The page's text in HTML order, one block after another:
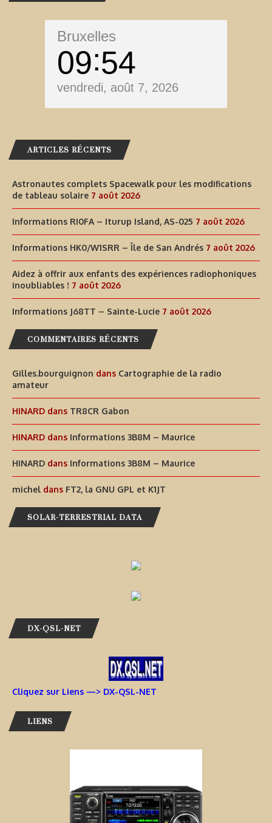
Bruxelles
09 54
vendredi, août 7, 2026
ARTICLES RÉCENTS
Astronautes complets Spacewalk pour les modifications
de tableau solaire 7 août 2026
Informations RI0FA – Iturup Island, AS-025 7 août 2026
Informations HK0/W1SRR – Île de San Andrés 7 août 2026
Aidez à offrir aux enfants des expériences radiophoniques
inoubliables ! 7 août 2026
Informations J68TT – Sainte-Lucie 7 août 2026
COMMENTAIRES RÉCENTS
Gilles.bourguignon dans Cartographie de la radio
amateur
HINARD dans TR8CR Gabon
HINARD dans Informations 3B8M – Maurice
HINARD dans Informations 3B8M – Maurice
michel dans FT2, la GNU GPL et K1JT
SOLAR-TERRESTRIAL DATA
DX-QSL-NET
Cliquez sur Liens —> DX-QSL-NET
LIENS